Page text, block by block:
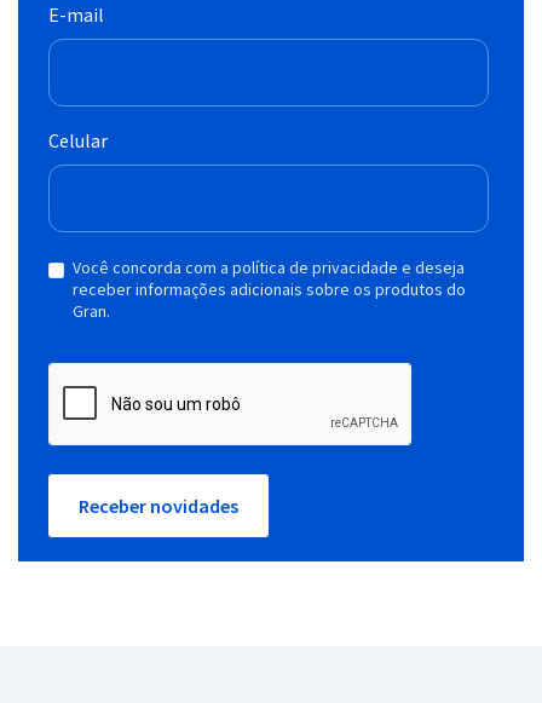
E-mail
Celular
Você concorda com a política de privacidade e deseja
receber informações adicionais sobre os produtos do
Gran.
Receber novidades